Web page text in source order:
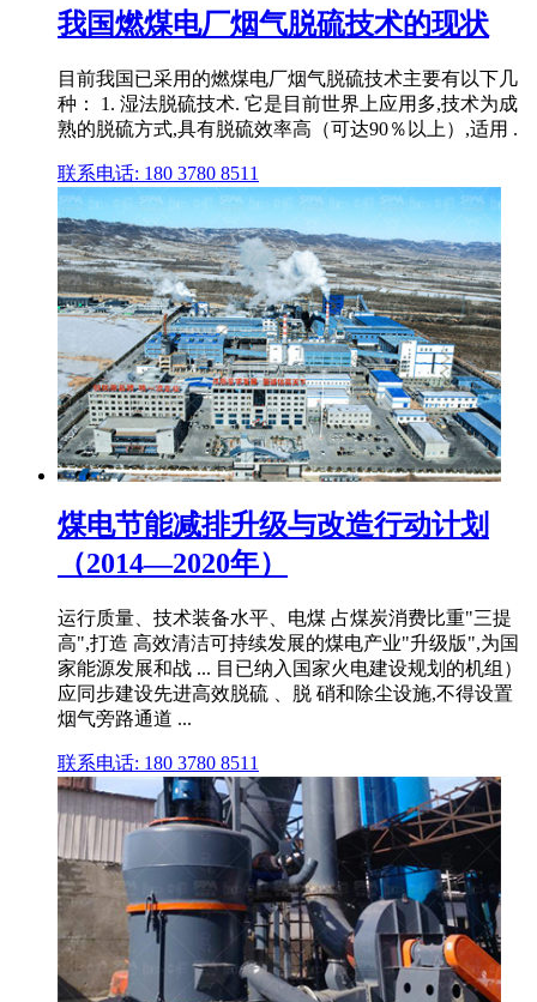
我国燃煤电厂烟气脱硫技术的现状
目前我国已采用的燃煤电厂烟气脱硫技术主要有以下几
种： 1. 湿法脱硫技术. 它是目前世界上应用多,技术为成
熟的脱硫方式,具有脱硫效率高（可达90％以上）,适用 .
联系电话: 180 3780 8511
煤电节能减排升级与改造行动计划
（2014—2020年）
运行质量、技术装备水平、电煤 占煤炭消费比重"三提
高",打造 高效清洁可持续发展的煤电产业"升级版",为国
家能源发展和战 ... 目已纳入国家火电建设规划的机组）
应同步建设先进高效脱硫 、脱 硝和除尘设施,不得设置
烟气旁路通道 ...
联系电话: 180 3780 8511